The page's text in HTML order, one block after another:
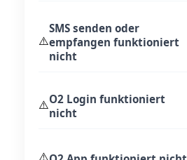
⚠️
SMS senden oder
empfangen funktioniert
nicht
⚠️O2 Login funktioniert
nicht
⚠️